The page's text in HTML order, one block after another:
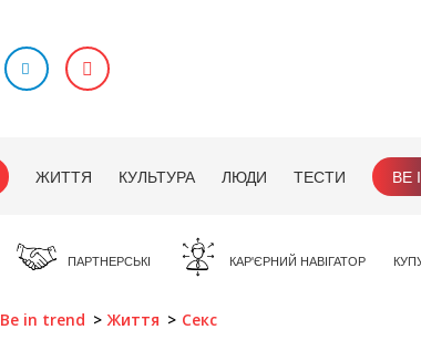
ЖИТТЯ КУЛЬТУРА ЛЮДИ ТЕСТИ BE
ПАРТНЕРСЬКІ КАР'ЄРНИЙ НАВІГАТОР
Be in trend Життя Секс